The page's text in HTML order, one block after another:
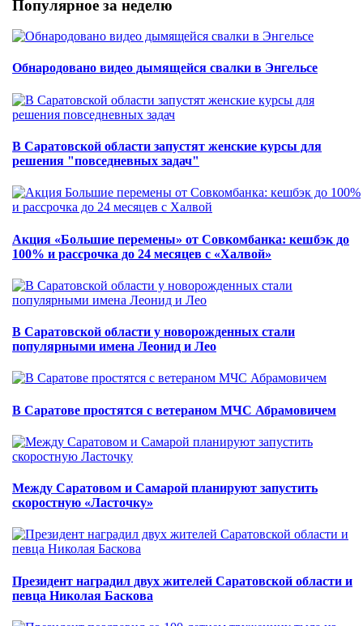
Популярное за неделю
Обнародовано видео дымящейся свалки в Энгельсе
В Саратовской области запустят женские курсы для
решения "повседневных задач"
Акция «Большие перемены» от Совкомбанка: кешбэк до
100% и рассрочка до 24 месяцев с «Халвой»
В Саратовской области у новорожденных стали
популярными имена Леонид и Лео
В Саратове простятся с ветераном МЧС Абрамовичем
Между Саратовом и Самарой планируют запустить
скоростную «Ласточку»
Президент наградил двух жителей Саратовской области и
певца Николая Баскова